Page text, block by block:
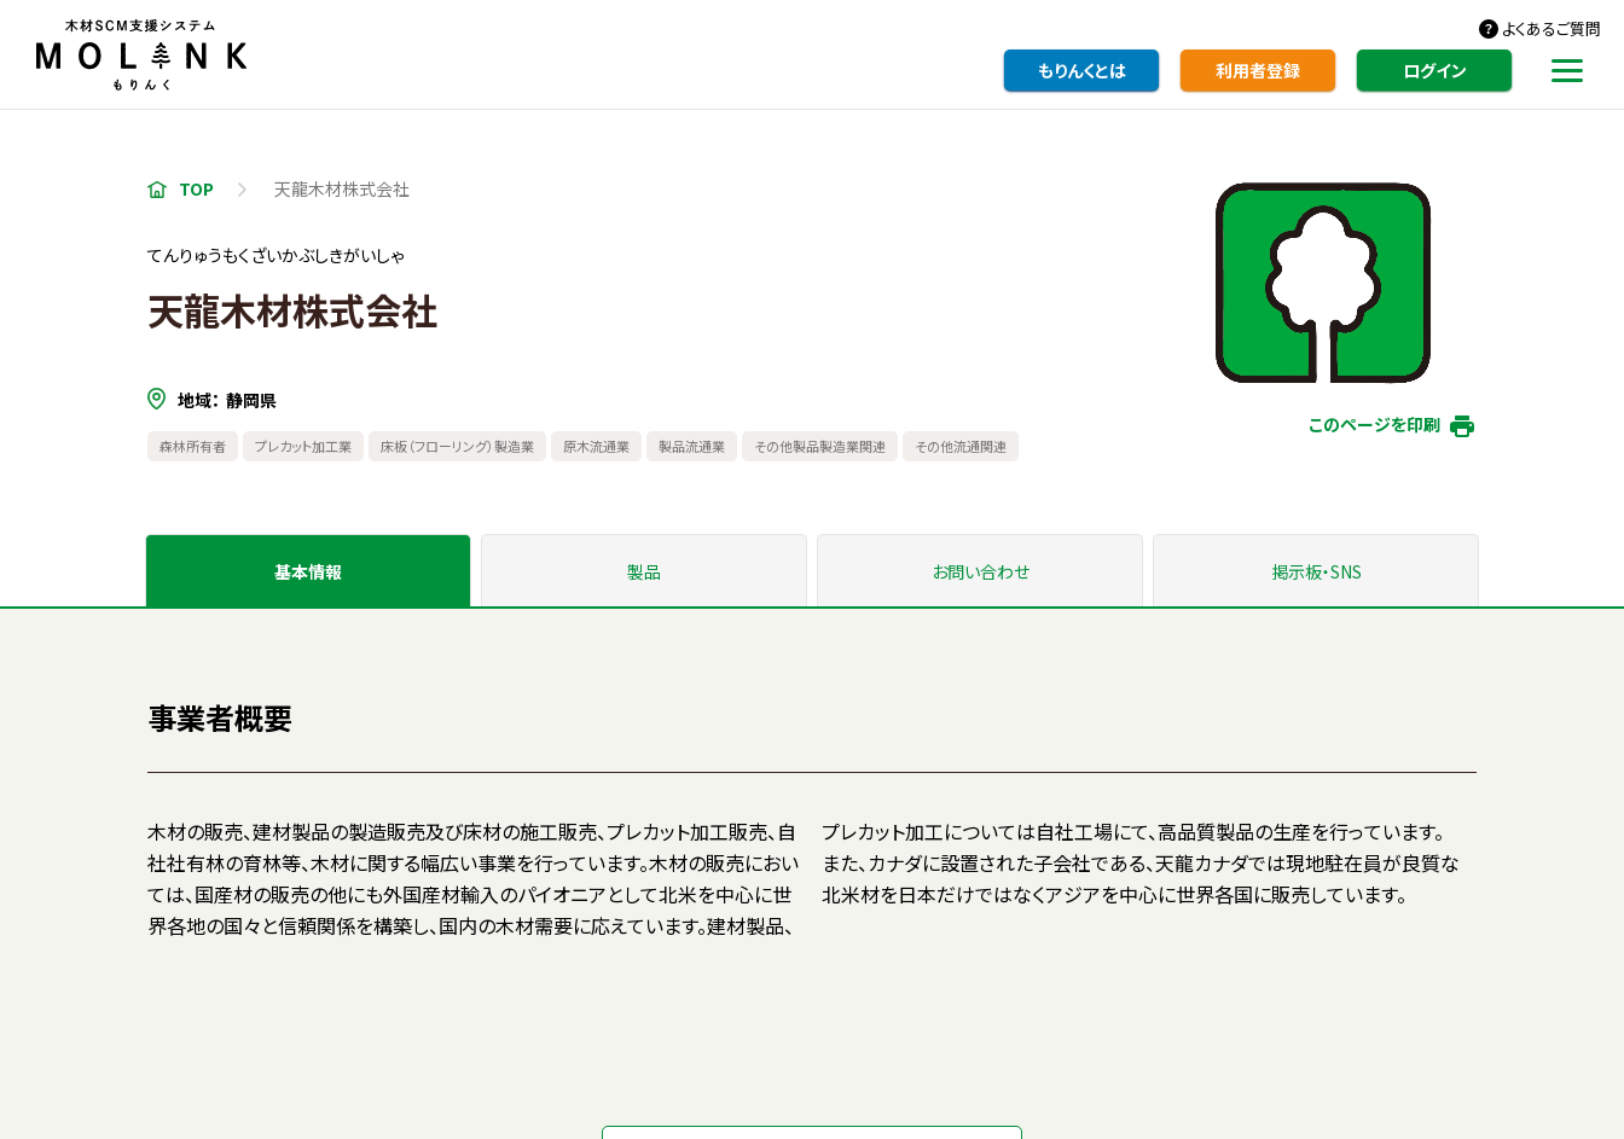
よくあるご質問
もりんくとは 利用者登録 ログイン
TOP 天龍木材株式会社
てんりゅうもくざいかぶしきがいしゃ
天龍木材株式会社
地域 静岡県
森林所有者 プレカット加工業 床板（フローリング）製造業 原木流通業 製品流通業 その他製品製造業関連 その他流通関連
このページを印刷
基本情報 製品 お問い合わせ 掲示板・SNS
事業者概要
木材の販売、建材製品の製造販売及び床材の施工販売、プレカット加工販売、自
社社有林の育林等、木材に関する幅広い事業を行っています。木材の販売におい
ては、国産材の販売の他にも外国産材輸入のパイオニアとして北米を中心に世
界各地の国々と信頼関係を構築し、国内の木材需要に応えています。建材製品、
プレカット加工については自社工場にて、高品質製品の生産を行っています。
また、カナダに設置された子会社である、天龍カナダでは現地駐在員が良質な
北米材を日本だけではなくアジアを中心に世界各国に販売しています。